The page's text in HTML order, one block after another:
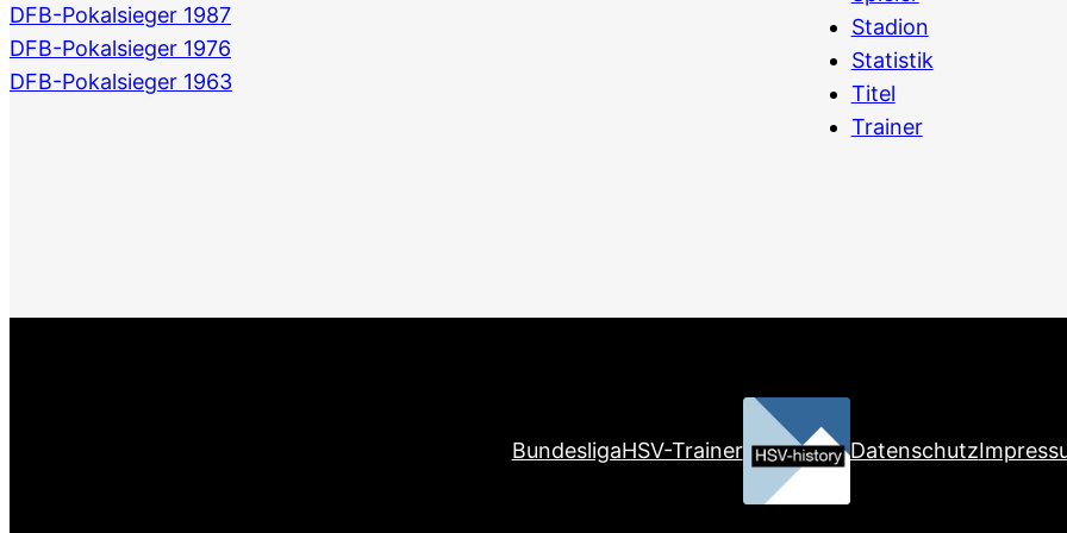
DFB-Pokalsieger 1987
DFB-Pokalsieger 1976
DFB-Pokalsieger 1963
Stadion
Statistik
Titel
Trainer
BundesligaHSV-Trainer Datenschutz